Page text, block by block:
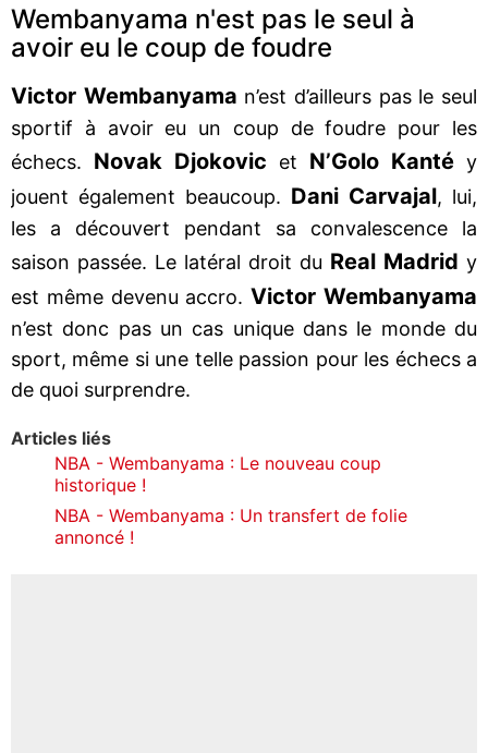
Wembanyama n'est pas le seul à
avoir eu le coup de foudre
Victor Wembanyama n’est d’ailleurs pas le seul
sportif à avoir eu un coup de foudre pour les
échecs. Novak Djokovic et N’Golo Kanté y
jouent également beaucoup. Dani Carvajal, lui,
les a découvert pendant sa convalescence la
saison passée. Le latéral droit du Real Madrid y
est même devenu accro.Victor Wembanyama
n’est donc pas un cas unique dans le monde du
sport, même si une telle passion pour les échecs a
de quoi surprendre.
Articles liés
NBA - Wembanyama : Le nouveau coup
historique !
NBA - Wembanyama : Un transfert de folie
annoncé !